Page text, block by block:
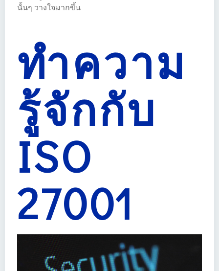
นั้นๆ วางใจมากขึ้น
ทำความ
รู้จักกับ
ISO
27001